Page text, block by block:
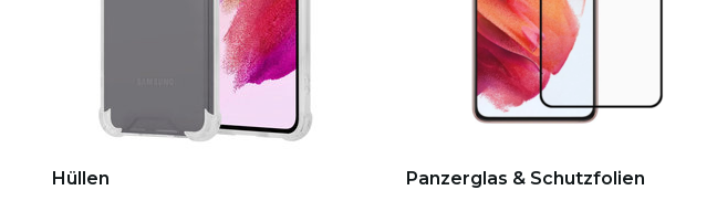
Hüllen Panzerglas & Schutzfolien